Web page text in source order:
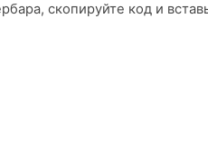
скопируйте код и